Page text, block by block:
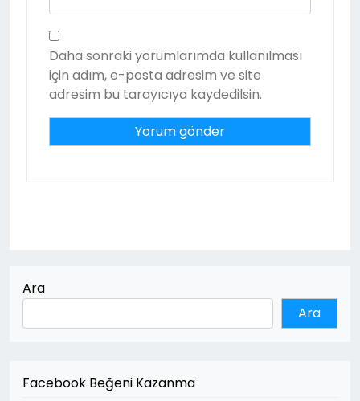
Daha sonraki yorumlarımda kullanılması
için adım, e-posta adresim ve site
adresim bu tarayıcıya kaydedilsin.
Ara
Ara
Facebook Beğeni Kazanma